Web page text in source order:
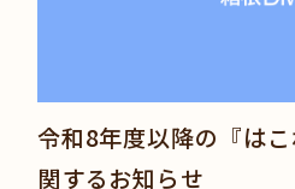
令和8年度以降の『は
関するお知らせ